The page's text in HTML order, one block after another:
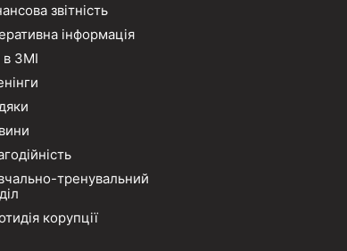
звітність
інформація
ЗМІ
тренувальний
корупції